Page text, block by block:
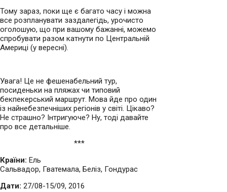
Тому зараз, поки ще є багато часу і можна
все розпланувати заздалегідь, урочисто
оголошую, що при вашому бажанні, можемо
спробувати разом катнути по Центральній
Америці (у вересні).
Увага! Це не фешенабельний тур,
посиденьки на пляжах чи типовий
бекпекерський маршрут. Мова йде про один
із найнебезпечніших регіонів у світі. Цікаво?
Не страшно? Інтригуюче? Ну, тоді давайте
про все детальніше.
***
Країни: Ель
Сальвадор, Гватемала, Беліз, Гондурас
Дати: 27/08-15/09, 2016